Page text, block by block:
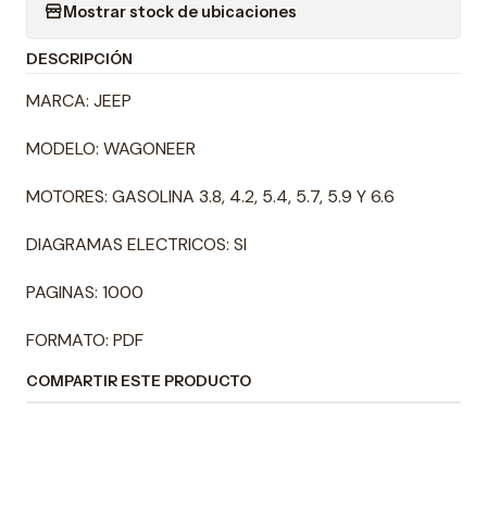
Mostrar stock de ubicaciones
DESCRIPCIÓN
MARCA: JEEP
MODELO: WAGONEER
MOTORES: GASOLINA 3.8, 4.2, 5.4, 5.7, 5.9 Y 6.6
DIAGRAMAS ELECTRICOS: SI
PAGINAS: 1000
FORMATO: PDF
COMPARTIR ESTE PRODUCTO